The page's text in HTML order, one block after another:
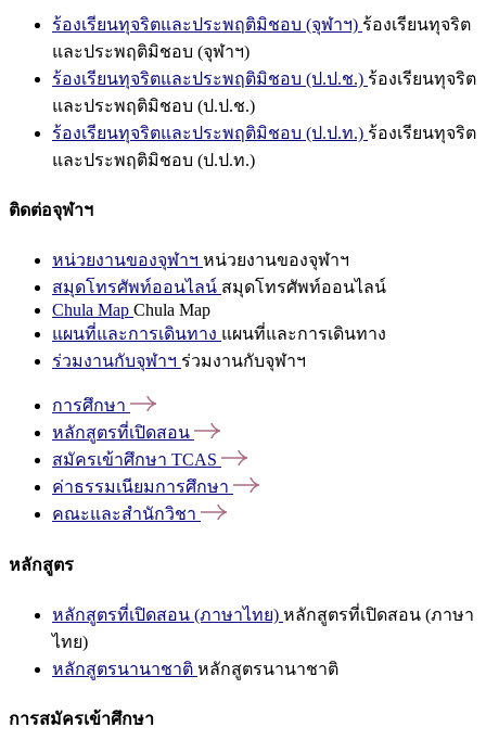
ร้องเรียนทุจริตและประพฤติมิชอบ (จุฬาฯ) ร้องเรียนทุจริต
และประพฤติมิชอบ (จุฬาฯ)
ร้องเรียนทุจริตและประพฤติมิชอบ (ป.ป.ช.) ร้องเรียนทุจริต
และประพฤติมิชอบ (ป.ป.ช.)
ร้องเรียนทุจริตและประพฤติมิชอบ (ป.ป.ท.) ร้องเรียนทุจริต
และประพฤติมิชอบ (ป.ป.ท.)
ติดต่อจุฬาฯ
หน่วยงานของจุฬาฯ หน่วยงานของจุฬาฯ
สมุดโทรศัพท์ออนไลน์ สมุดโทรศัพท์ออนไลน์
Chula Map Chula Map
แผนที่และการเดินทาง แผนที่และการเดินทาง
ร่วมงานกับจุฬาฯ ร่วมงานกับจุฬาฯ
การศึกษา
หลักสูตรที่เปิดสอน
สมัครเข้าศึกษา TCAS
ค่าธรรมเนียมการศึกษา
คณะและสำนักวิชา
หลักสูตร
หลักสูตรที่เปิดสอน (ภาษาไทย) หลักสูตรที่เปิดสอน (ภาษา
ไทย)
หลักสูตรนานาชาติ หลักสูตรนานาชาติ
การสมัครเข้าศึกษา